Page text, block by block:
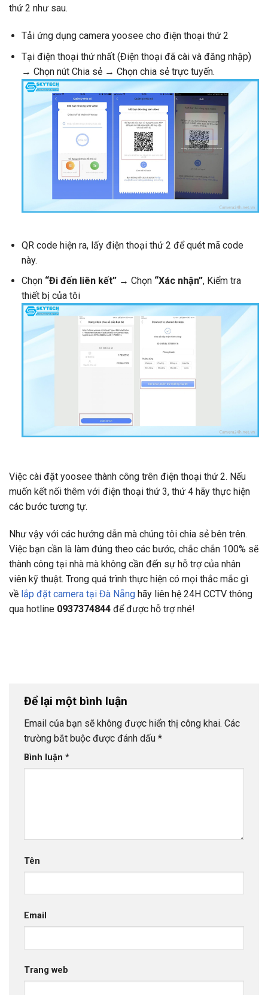
thứ 2 như sau.
Tải ứng dụng camera yoosee cho điện thoại thứ 2
Tại điện thoại thứ nhất (Điện thoại đã cài và đăng nhập)
→ Chọn nút Chia sẻ → Chọn chia sẻ trực tuyến.
QR code hiện ra, lấy điện thoại thứ 2 để quét mã code
này.
Chọn “Đi đến liên kết”→ Chọn “Xác nhận”, Kiểm tra
thiết bị của tôi
Việc cài đặt yoosee thành công trên điện thoại thứ 2. Nếu
muốn kết nối thêm với điện thoại thứ 3, thứ 4 hãy thực hiện
các bước tương tự.
Như vậy với các hướng dẫn mà chúng tôi chia sẻ bên trên.
Việc bạn cần là làm đúng theo các bước, chắc chắn 100% sẽ
thành công tại nhà mà không cần đến sự hỗ trợ của nhân
viên kỹ thuật. Trong quá trình thực hiện có mọi thắc mắc gì
về lắp đặt camera tại Đà Nẵng hãy liên hệ 24H CCTV thông
qua hotline 0937374844 để được hỗ trợ nhé!
Để lại một bình luận
Email của bạn sẽ không được hiển thị công khai. Các
trường bắt buộc được đánh dấu *
Bình luận *
Tên
Email
Trang web